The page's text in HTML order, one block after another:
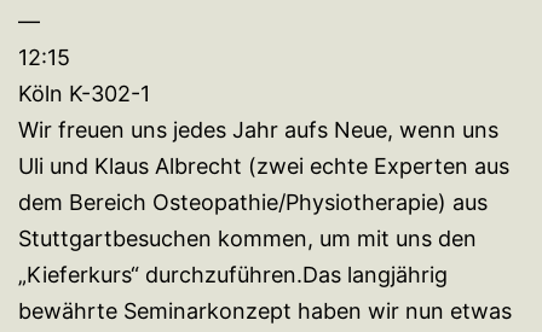
—
12:15
Köln K-302-1
Wir freuen uns jedes Jahr aufs Neue, wenn uns
Uli und Klaus Albrecht (zwei echte Experten aus
dem Bereich Osteopathie/Physiotherapie) aus
Stuttgartbesuchen kommen, um mit uns den
„Kieferkurs“ durchzuführen.Das langjährig
bewährte Seminarkonzept haben wir nun etwas